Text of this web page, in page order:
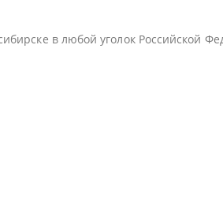
в любой уголок Российской